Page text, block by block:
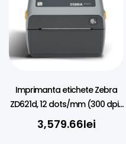
Imprimanta etichete Zebra
ZD621d, 12 dots/mm (300 dpi),
RTC, USB, USB Host, RS232, BT
(BLE), Ethernet, grey
3,579.66lei